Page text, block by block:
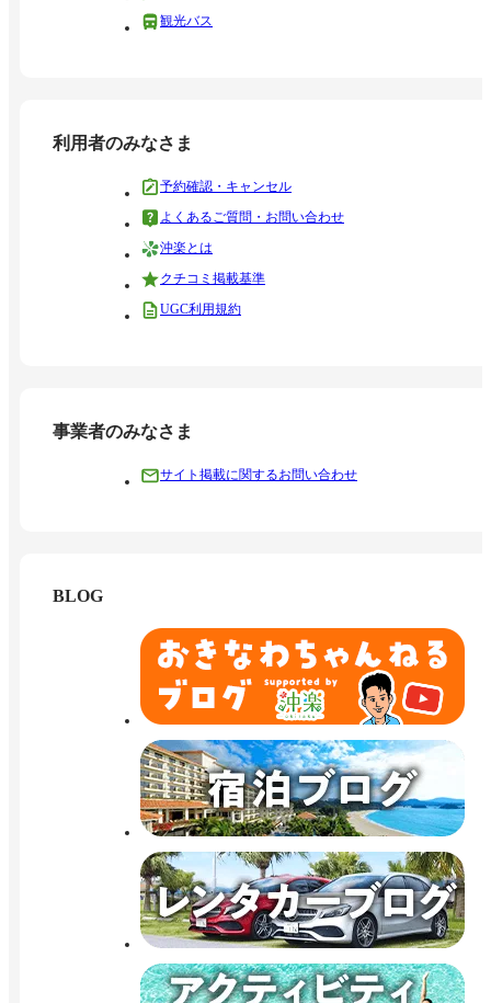
観光バス
利用者のみなさま
予約確認・キャンセル
よくあるご質問・お問い合わせ
沖楽とは
クチコミ掲載基準
UGC利用規約
事業者のみなさま
サイト掲載に関するお問い合わせ
BLOG